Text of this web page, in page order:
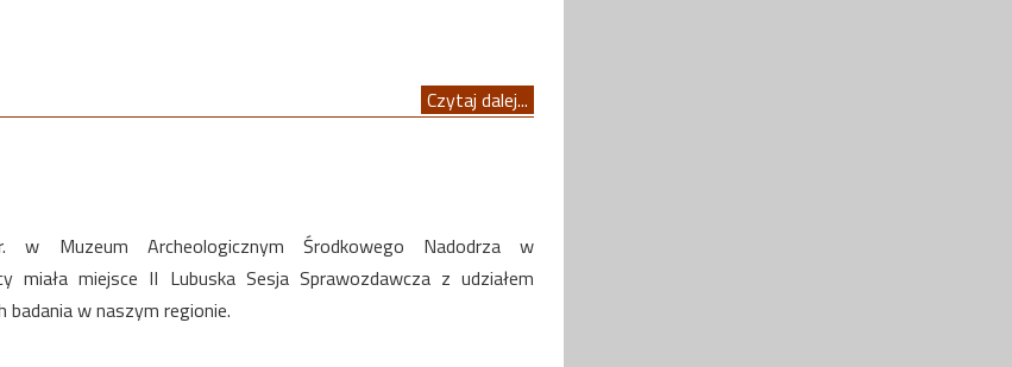
Czytaj dalej...
Muzeum Archeologicznym Środkowego Nadodrza w
miała miejsce II Lubuska Sesja Sprawozdawcza z udziałem
w naszym regionie.